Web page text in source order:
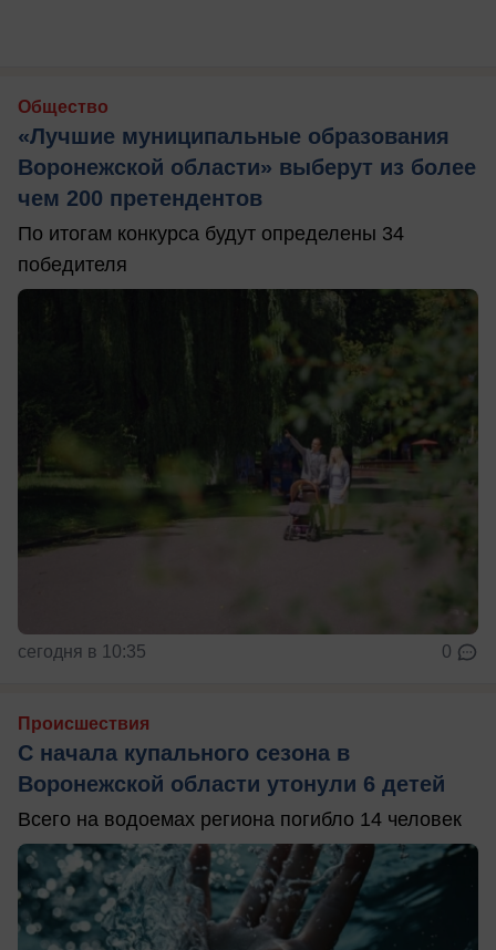
Общество
«Лучшие муниципальные образования
Воронежской области» выберут из более
чем 200 претендентов
По итогам конкурса будут определены 34
победителя
сегодня в 10:35 0
Происшествия
С начала купального сезона в
Воронежской области утонули 6 детей
Всего на водоемах региона погибло 14 человек